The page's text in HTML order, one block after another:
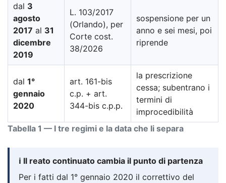
Tabella 1 — I tre regimi e la data che li separa
dal 3
agosto
2017 al 31
dicembre
2019
L. 103/2017
(Orlando), per
Corte cost.
38/2026
sospensione per un
anno e sei mesi, poi
riprende
dal 1°
gennaio
2020
art. 161-bis
c.p. + art.
344-bis c.p.p.
la prescrizione
cessa; subentrano i
termini di
improcedibilità
ℹ️ Il reato continuato cambia il punto di partenza
Per i fatti dal 1° gennaio 2020 il correttivo del